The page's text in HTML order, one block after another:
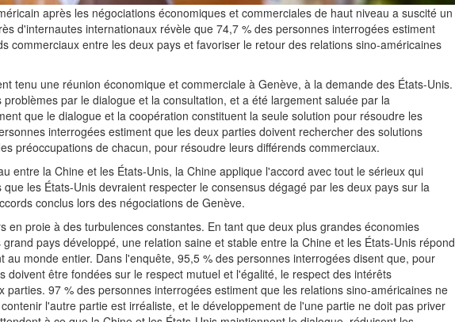
après les négociations économiques et commerciales de haut niveau a suscité un
d'internautes internationaux révèle que 74,7 % des personnes interrogées estiment
commerciaux entre les deux pays et favoriser le retour des relations sino-américaines
tenu une réunion économique et commerciale à Genève, à la demande des États-Unis.
par le dialogue et la consultation, et a été largement saluée par la
que le dialogue et la coopération constituent la seule solution pour résoudre les
interrogées estiment que les deux parties doivent rechercher des solutions
préoccupations de chacun, pour résoudre leurs différends commerciaux.
entre la Chine et les États-Unis, la Chine applique l'accord avec tout le sérieux qui
les États-Unis devraient respecter le consensus dégagé par les deux pays sur la
conclus lors des négociations de Genève.
proie à des turbulences constantes. En tant que deux plus grandes économies
pays développé, une relation saine et stable entre la Chine et les États-Unis répond
monde entier. Dans l'enquête, 95,5 % des personnes interrogées disent que, pour
être fondées sur le respect mutuel et l'égalité, le respect des intérêts
97 % des personnes interrogées estiment que les relations sino-américaines ne
l'autre partie est irréaliste, et le développement de l'une partie ne doit pas priver